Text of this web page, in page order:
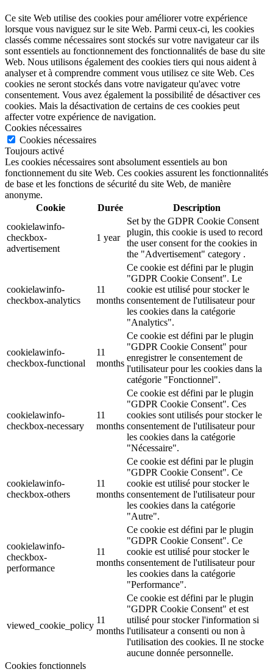
Ce site Web utilise des cookies pour améliorer votre expérience
lorsque vous naviguez sur le site Web. Parmi ceux-ci, les cookies
classés comme nécessaires sont stockés sur votre navigateur car ils
sont essentiels au fonctionnement des fonctionnalités de base du site
Web. Nous utilisons également des cookies tiers qui nous aident à
analyser et à comprendre comment vous utilisez ce site Web. Ces
cookies ne seront stockés dans votre navigateur qu'avec votre
consentement. Vous avez également la possibilité de désactiver ces
cookies. Mais la désactivation de certains de ces cookies peut
affecter votre expérience de navigation.
Cookies nécessaires
Cookies nécessaires
Toujours activé
Les cookies nécessaires sont absolument essentiels au bon
fonctionnement du site Web. Ces cookies assurent les fonctionnalités
de base et les fonctions de sécurité du site Web, de manière
anonyme.
Cookie
Durée
Description
cookielawinfo-
checkbox-
advertisement
1 year
Set by the GDPR Cookie Consent
plugin, this cookie is used to record
the user consent for the cookies in
the "Advertisement" category .
cookielawinfo-
checkbox-analytics
11
months
Ce cookie est défini par le plugin
"GDPR Cookie Consent". Le
cookie est utilisé pour stocker le
consentement de l'utilisateur pour
les cookies dans la catégorie
"Analytics".
cookielawinfo-
checkbox-functional
11
months
Ce cookie est défini par le plugin
"GDPR Cookie Consent" pour
enregistrer le consentement de
l'utilisateur pour les cookies dans la
catégorie "Fonctionnel".
cookielawinfo-
checkbox-necessary
11
months
Ce cookie est défini par le plugin
"GDPR Cookie Consent". Ces
cookies sont utilisés pour stocker le
consentement de l'utilisateur pour
les cookies dans la catégorie
"Nécessaire".
cookielawinfo-
checkbox-others
11
months
Ce cookie est défini par le plugin
"GDPR Cookie Consent". Ce
cookie est utilisé pour stocker le
consentement de l'utilisateur pour
les cookies dans la catégorie
"Autre".
cookielawinfo-
checkbox-
performance
11
months
Ce cookie est défini par le plugin
"GDPR Cookie Consent". Ce
cookie est utilisé pour stocker le
consentement de l'utilisateur pour
les cookies dans la catégorie
"Performance".
viewed_cookie_policy
11
months
Ce cookie est défini par le plugin
"GDPR Cookie Consent" et est
utilisé pour stocker l'information si
l'utilisateur a consenti ou non à
l'utilisation des cookies. Il ne stocke
aucune donnée personnelle.
Cookies fonctionnels